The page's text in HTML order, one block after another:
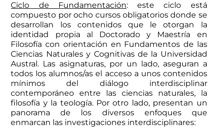
Ciclo de Fundamentación: este ciclo está
compuesto por ocho cursos obligatorios donde se
desarrollan los contenidos que le otorgan la
identidad propia al Doctorado y Maestría en
Filosofía con orientación en Fundamentos de las
Ciencias Naturales y Cognitivas de la Universidad
Austral. Las asignaturas, por un lado, aseguran a
todos los alumnos/as el acceso a unos contenidos
mínimos del diálogo interdisciplinar
contemporáneo entre las ciencias naturales, la
filosofía y la teología. Por otro lado, presentan un
panorama de los diversos enfoques que
enmarcan las investigaciones interdisciplinares: